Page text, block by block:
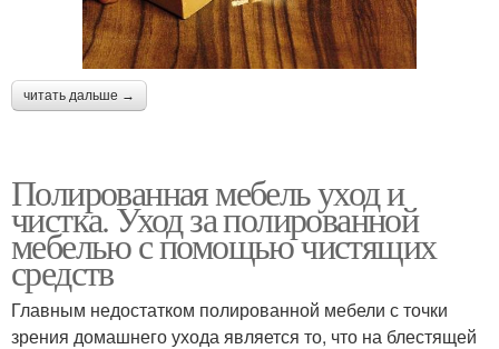
читать дальше →
Полированная мебель уход и
чистка. Уход за полированной
мебелью с помощью чистящих
средств
Главным недостатком полированной мебели с точки
зрения домашнего ухода является то, что на блестящей